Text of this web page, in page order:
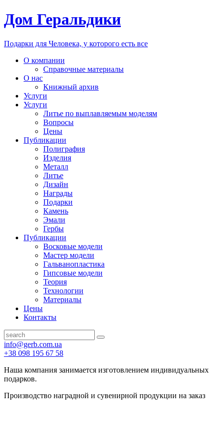
Дом Геральдики
Подарки для Человека, у которого есть все
О компании
Справочные материалы
О нас
Книжный архив
Услуги
Услуги
Литье по выплавляемым моделям
Вопросы
Цены
Публикации
Полиграфия
Изделия
Металл
Литье
Дизайн
Награды
Подарки
Камень
Эмали
Гербы
Публикации
Восковые модели
Мастер модели
Гальванопластика
Гипсовые модели
Теория
Технологии
Материалы
Цены
Контакты
info@gerb.com.ua
+38 098 195 67 58
Наша компания занимается изготовлением индивидуальных
подарков.
Производство наградной и сувенирной продукции на заказ